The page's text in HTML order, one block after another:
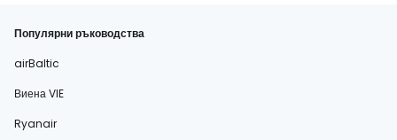
Популярни ръководства
airBaltic
Виена VIE
Ryanair